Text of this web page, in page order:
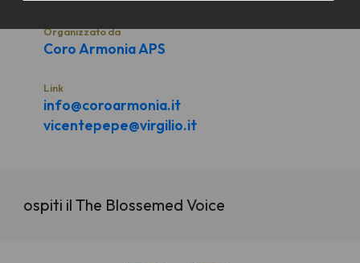
Organizzato da
Coro Armonia APS
Link
info@coroarmonia.it
vicentepepe@virgilio.it
ospiti il The Blossemed Voice